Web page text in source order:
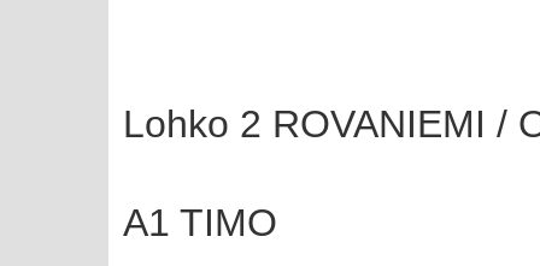
Lohko 2 ROVANIEMI /
A1 TIMO